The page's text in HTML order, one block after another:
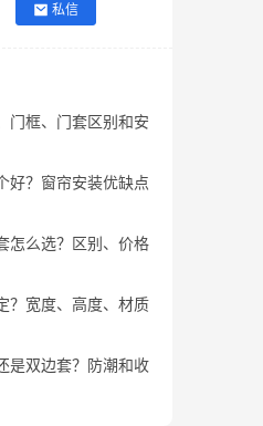
私信
门框、门套区别和安
好？窗帘安装优缺点
怎么选？区别、价格
？宽度、高度、材质
是双边套？防潮和收